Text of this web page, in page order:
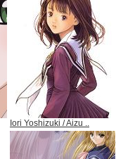
Iori Yoshizuki / Aizu ..